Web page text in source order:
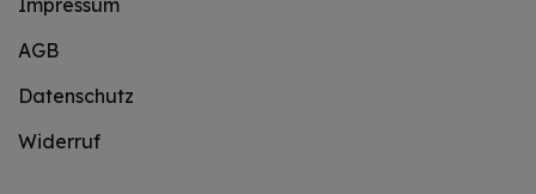
AGB
Datenschutz
Widerruf